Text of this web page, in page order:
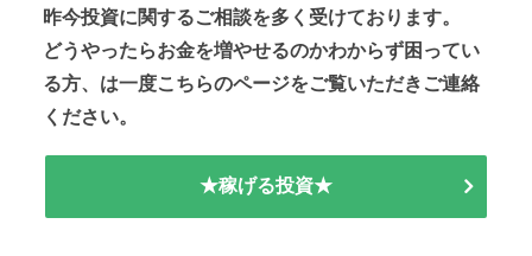
昨今投資に関するご相談を多く受けております。
どうやったらお金を増やせるのかわからず困ってい
る方、は一度こちらのページをご覧いただきご連絡
ください。
★稼げる投資★